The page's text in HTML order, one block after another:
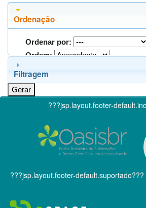
Ordenação
Ordenar por:
Ordem:
Filtragem
???jsp.layout.footer-
???jsp.layout.footer-default.suportado???